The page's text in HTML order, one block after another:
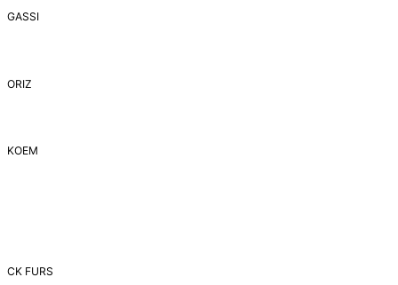
GASSI
ORIZ
ΚΟΕΜ
CK FURS